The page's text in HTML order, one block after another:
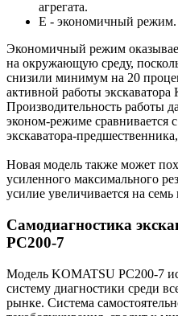
агрегата.
Е - экономичный режим.
Экономичный режим
на окружающую среду,
снизили минимум на 20
активной работы
Производительность работы
эконом-режиме сравнивается
экскаватора-
Новая модель также может
усиленного максимального
усилие увеличивается на семь
Самодиагностика
PC200-7
Модель KOMATSU PC200-7
систему диагностики среди
рынке. Система